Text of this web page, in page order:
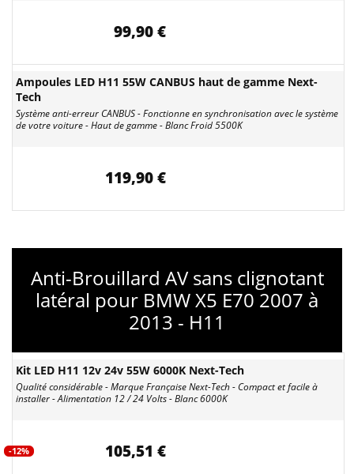
99,90 €
Ampoules LED H11 55W CANBUS haut de gamme Next-
Tech
Système anti-erreur CANBUS - Fonctionne en synchronisation avec le système
de votre voiture - Haut de gamme - Blanc Froid 5500K
119,90 €
Anti-Brouillard AV sans clignotant
latéral pour BMW X5 E70 2007 à
2013 - H11
Kit LED H11 12v 24v 55W 6000K Next-Tech
Qualité considérable - Marque Française Next-Tech - Compact et facile à
installer - Alimentation 12 / 24 Volts - Blanc 6000K
-12% 105,51 €